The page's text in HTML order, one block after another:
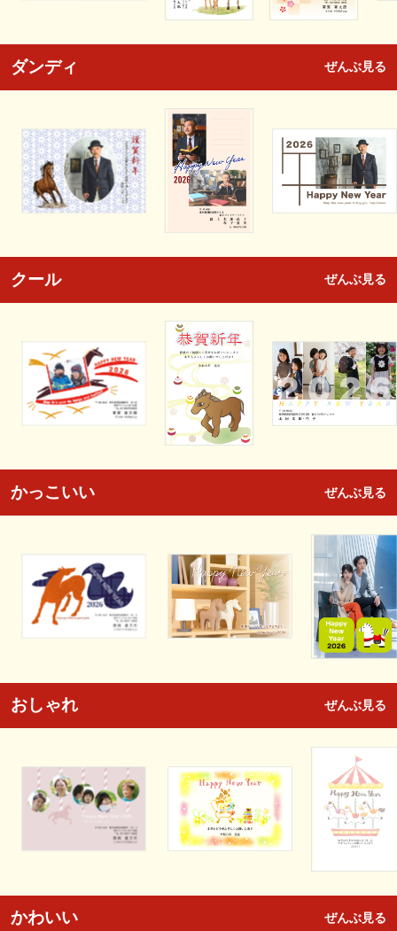
ダンディ ぜんぶ見る
クール ぜんぶ見る
かっこいい ぜんぶ見る
おしゃれ ぜんぶ見る
かわいい ぜんぶ見る